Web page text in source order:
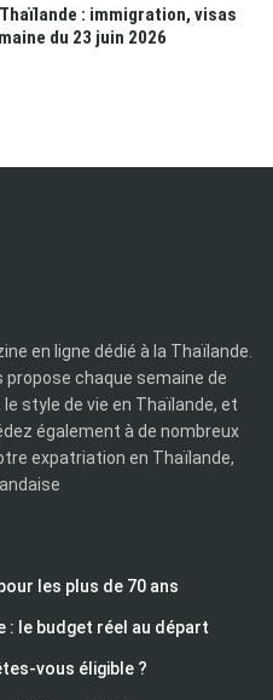
: immigration, visas
du 23 juin 2026
en ligne dédié à la Thaïlande.
chaque semaine de
style de vie en Thaïlande, et
également à de nombreux
expatriation en Thaïlande,
les plus de 70 ans
: le budget réel au départ
vous éligible ?